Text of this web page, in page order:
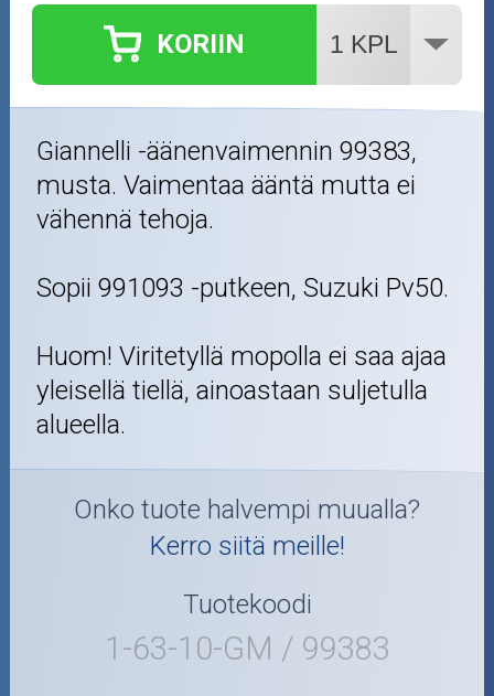
KORIIN
Giannelli -äänenvaimennin 99383,
musta. Vaimentaa ääntä mutta ei
vähennä tehoja.
Sopii 991093 -putkeen, Suzuki Pv50.
Huom! Viritetyllä mopolla ei saa ajaa
yleisellä tiellä, ainoastaan suljetulla
alueella.
Onko tuote halvempi muualla?
Kerro siitä meille!
Tuotekoodi
1-63-10-GM / 99383